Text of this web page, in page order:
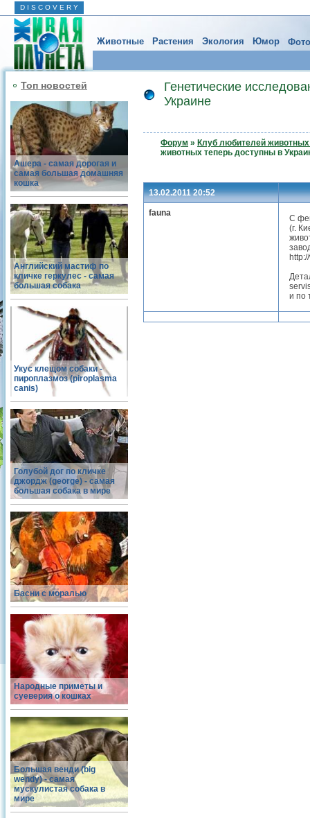
D I S C O V E R Y
Животные Растения Экология Юмор
Топ новостей
Ашера - самая дорогая и
самая большая домашняя
кошка
Английский мастиф по
кличке геркулес - самая
большая собака
Укус клещом собаки -
пироплазмоз (piroplasma
canis)
Голубой дог по кличке
джордж (george) - самая
большая собака в мире
Басни с моралью
Народные приметы и
суеверия о кошках
Большая венди (big
wendy) - самая
мускулистая собака в
мире
Генетические
Украине
Форум » Клуб любителей
животных теперь доступны в
13.02.2011 20:52
fauna
С
(г.
и по